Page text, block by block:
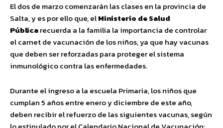
El dos de marzo comenzarán las clases en la provincia de
Salta, y es por ello que, elMinisterio de Salud
Públicarecuerda a la familia la importancia de controlar
el carnet de vacunación de los niños, ya que hay vacunas
que deben ser reforzadas para proteger el sistema
inmunológico contra las enfermedades.
Durante el ingreso a la escuela Primaria, los niños que
cumplan 5 años entre enero y diciembre de este año,
deben recibir el refuerzo de las siguientes vacunas, según